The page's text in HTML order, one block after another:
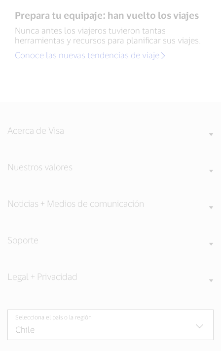
Prepara tu equipaje: han vuelto los viajes
Nunca antes los viajeros tuvieron tantas
herramientas y recursos para planificar sus viajes.
Conoce las nuevas tendencias de viaje
Acerca de Visa
Nuestros valores
Noticias + Medios de comunicación
Soporte
Legal + Privacidad
Selecciona el país o la región